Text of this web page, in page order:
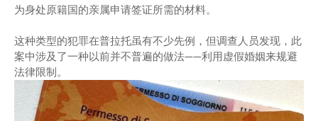
为身处原籍国的亲属申请签证所需的材料。
这种类型的犯罪在普拉托虽有不少先例，但调查人员发现，此
案中涉及了一种以前并不普遍的做法——利用虚假婚姻来规避
法律限制。